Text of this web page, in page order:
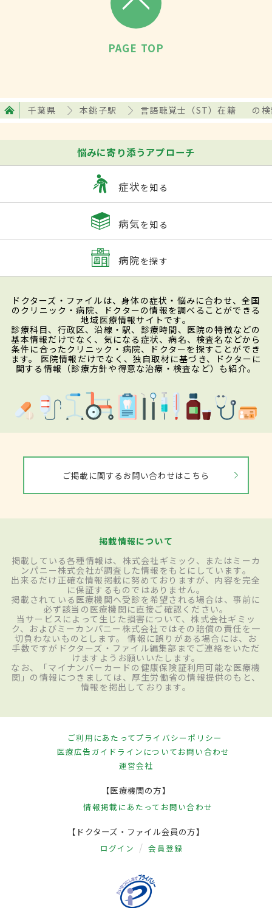
PAGE TOP
千葉県 本銚子駅 言語聴覚士（ST）在籍 の
悩みに寄り添うアプローチ
症状を知る
病気を知る
病院を探す
ドクターズ・ファイルは、身体の症状・悩みに合わせ、全国
のクリニック・病院、ドクターの情報を調べることができる
地域医療情報サイトです。
診療科目、行政区、沿線・駅、診療時間、医院の特徴などの
基本情報だけでなく、気になる症状、病名、検査名などから
条件に合ったクリニック・病院、ドクターを探すことができ
ます。 医院情報だけでなく、独自取材に基づき、ドクターに
関する情報（診療方針や得意な治療・検査など）も紹介。
ご掲載に関するお問い合わせはこちら
掲載情報について
掲載している各種情報は、株式会社ギミック、またはミーカ
ンパニー株式会社が調査した情報をもとにしています。
出来るだけ正確な情報掲載に努めておりますが、内容を完全
に保証するものではありません。
掲載されている医療機関へ受診を希望される場合は、事前に
必ず該当の医療機関に直接ご確認ください。
当サービスによって生じた損害について、株式会社ギミッ
ク、およびミーカンパニー株式会社ではその賠償の責任を一
切負わないものとします。 情報に誤りがある場合には、お
手数ですがドクターズ・ファイル編集部までご連絡をいただ
けますようお願いいたします。
なお、「マイナンバーカードの健康保険証利用可能な医療機
関」の情報につきましては、厚生労働省の情報提供のもと、
情報を掲出しております。
ご利用にあたってプライバシーポリシー
医療広告ガイドラインについてお問い合わせ
運営会社
【医療機関の方】
情報掲載にあたって お問い合わせ
【ドクターズ・ファイル会員の方】
ログイン 会員登録